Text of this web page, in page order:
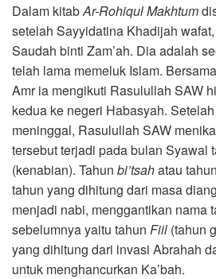
Dalam kitabAr-Rohiqul Makhtum
setelah Sayyidatina Khadijah
Saudah binti Zam’ah. Dia adalah
telah lama memeluk Islam.
Amr ia mengikuti Rasulullah SAW
kedua ke negeri Habasyah.
meninggal, Rasulullah SAW
tersebut terjadi pada bulan Syawal
(kenabian). Tahun bi’tsahatau
tahun yang dihitung dari masa
menjadi nabi, menggantikan nama
sebelumnya yaitu tahun Fiil (tahun
yang dihitung dari invasi Abrahah
untuk menghancurkan Ka’bah.